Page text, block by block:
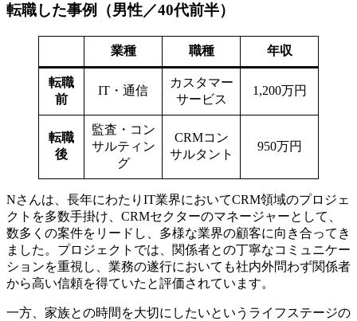
転職した事例（男性／40代前半）
業種 職種 年収
転職
前
IT・通信
カスタマー
サービス
1,200万円
転職
後
監査・コン
サルティン
グ
CRMコン
サルタント
950万円
Nさんは、長年にわたりIT業界においてCRM領域のプロジェ
クトを多数手掛け、CRMセクターのマネージャーとして、
数多くの案件をリードし、多様な業界の顧客に向き合ってき
ました。プロジェクトでは、関係者との丁寧なコミュニケー
ションを重視し、業務の遂行においても社内外問わず関係者
から高い信頼を得ていたと評価されています。
一方、家族との時間を大切にしたいというライフステージの